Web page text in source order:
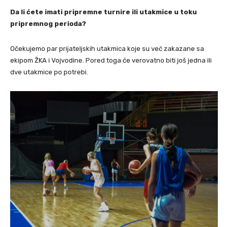
Da li ćete imati pripremne turnire ili utakmice u toku
pripremnog perioda?
Očekujemo par prijateljskih utakmica koje su već zakazane sa
ekipom ŽKA i Vojvodine. Pored toga će verovatno biti još jedna ili
dve utakmice po potrebi.